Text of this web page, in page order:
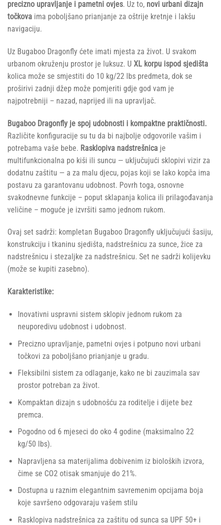
precizno upravljanje i pametni ovjes. Uz to, novi urbani dizajn
točkova ima poboljšano prianjanje za oštrije kretnje i lakšu
navigaciju.
Uz Bugaboo Dragonfly ćete imati mjesta za život. U svakom
urbanom okruženju prostor je luksuz. U XL korpu ispod sjedišta
kolica može se smjestiti do 10 kg/22 lbs predmeta, dok se
proširivi zadnji džep može pomjeriti gdje god vam je
najpotrebniji – nazad, naprijed ili na upravljač.
Bugaboo Dragonfly je spoj udobnosti i kompaktne praktičnosti.
Različite konfiguracije su tu da bi najbolje odgovorile vašim i
potrebama vaše bebe. Rasklopiva nadstrešnica je
multifunkcionalna po kiši ili suncu — uključujući sklopivi vizir za
dodatnu zaštitu — a za malu djecu, pojas koji se lako kopča ima
postavu za garantovanu udobnost. Povrh toga, osnovne
svakodnevne funkcije – poput sklapanja kolica ili prilagođavanja
veličine – moguće je izvršiti samo jednom rukom.
Ovaj set sadrži: kompletan Bugaboo Dragonfly uključujući šasiju,
konstrukciju i tkaninu sjedišta, nadstrešnicu za sunce, žice za
nadstrešnicu i stezaljke za nadstrešnicu. Set ne sadrži kolijevku
(može se kupiti zasebno).
Karakteristike:
Inovativni uspravni sistem sklopiv jednom rukom za
neuporedivu udobnost i udobnost.​
Precizno upravljanje, pametni ovjes i potpuno novi urbani
točkovi za poboljšano prianjanje u gradu.
Fleksibilni sistem za odlaganje, kako ne bi zauzimala sav
prostor potreban za život. ​
Kompaktan dizajn s udobnošću za roditelje i dijete bez
premca.
Pogodno od 6 mjeseci do oko 4 godine (maksimalno 22
kg/50 lbs).
Napravljena sa materijalima dobivenim iz bioloških izvora,
čime se CO2 otisak smanjuje do 21%.
Dostupna u raznim elegantnim savremenim opcijama boja
koje savršeno odgovaraju vašem stilu
Rasklopiva nadstrešnica za zaštitu od sunca sa UPF 50+ i